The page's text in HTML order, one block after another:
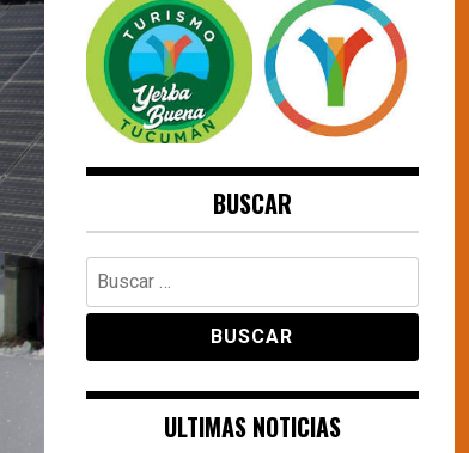
SUSTENTABLE
+ENERGÍAS RENOVABLES
+RESPONSABLE SOCIALMENTE
+PERIODISMO AUTÉNTICO
BUSCAR
Buscar:
ULTIMAS NOTICIAS